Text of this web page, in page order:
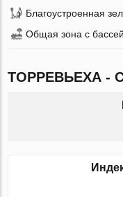
Благоустроенная
Общая зона с
ТОРРЕВЬЕХА -